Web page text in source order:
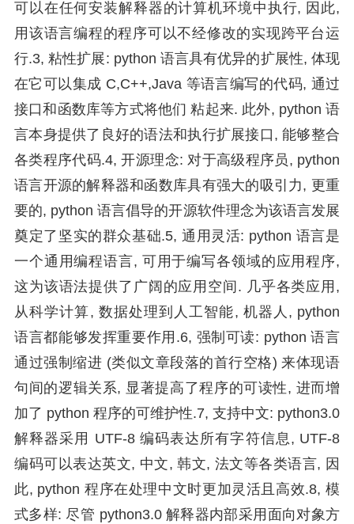
可以在任何安装解释器的计算机环境中执行, 因此,
用该语言编程的程序可以不经修改的实现跨平台运
行.3, 粘性扩展: python 语言具有优异的扩展性, 体现
在它可以集成 C,C++,Java 等语言编写的代码, 通过
接口和函数库等方式将他们 粘起来. 此外, python 语
言本身提供了良好的语法和执行扩展接口, 能够整合
各类程序代码.4, 开源理念: 对于高级程序员, python
语言开源的解释器和函数库具有强大的吸引力, 更重
要的, python 语言倡导的开源软件理念为该语言发展
奠定了坚实的群众基础.5, 通用灵活: python 语言是
一个通用编程语言, 可用于编写各领域的应用程序,
这为该语法提供了广阔的应用空间. 几乎各类应用,
从科学计算, 数据处理到人工智能, 机器人, python
语言都能够发挥重要作用.6, 强制可读: python 语言
通过强制缩进 (类似文章段落的首行空格) 来体现语
句间的逻辑关系, 显著提高了程序的可读性, 进而增
加了 python 程序的可维护性.7, 支持中文: python3.0
解释器采用 UTF-8 编码表达所有字符信息, UTF-8
编码可以表达英文, 中文, 韩文, 法文等各类语言, 因
此, python 程序在处理中文时更加灵活且高效.8, 模
式多样: 尽管 python3.0 解释器内部采用面向对象方